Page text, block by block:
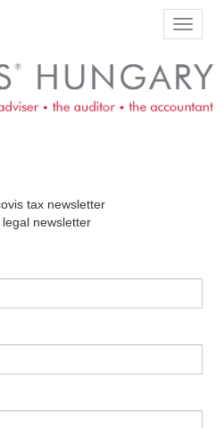
tax newsletter
newsletter